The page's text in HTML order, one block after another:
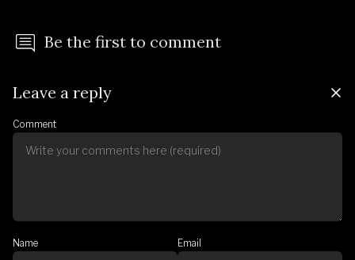
Be the first to comment
Leave a reply
Comment
Name Email